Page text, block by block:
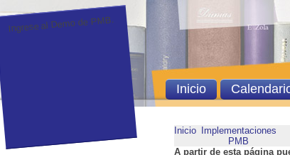
Inicio
Implementaciones
PMB
A partir de esta página
Ingrese al Demo de PMB.
Inicio